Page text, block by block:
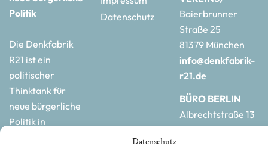
Datenschutz
Politik
Die Denkfabrik
R21 ist ein
politischer
Thinktank für
neue bürgerliche
Politik in
Datenschutz
Baierbrunner
Straße 25
81379 München
info@denkfabrik-
r21.de
BÜRO BERLIN
Albrechtstraße 13